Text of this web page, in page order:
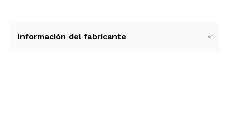
juguete vistoso pero fácil de ubicar en cualquier
Información del fabricante